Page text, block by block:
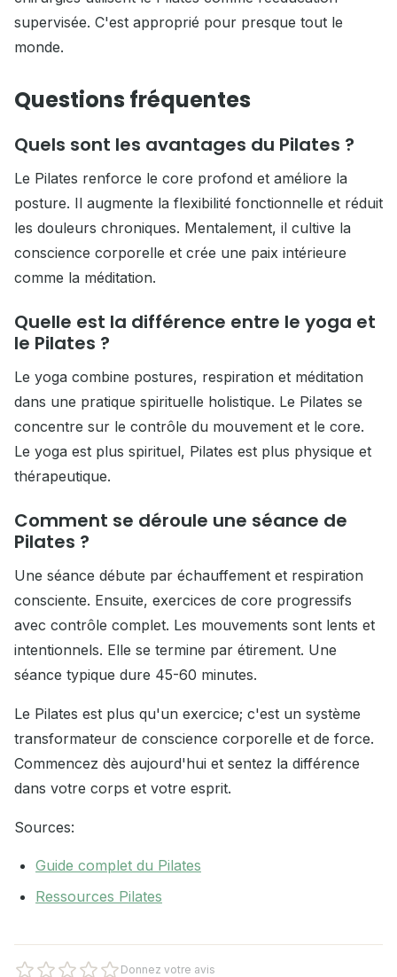
supervisée. C'est approprié pour presque tout le
monde.
Questions fréquentes
Quels sont les avantages du Pilates ?
Le Pilates renforce le core profond et améliore la
posture. Il augmente la flexibilité fonctionnelle et réduit
les douleurs chroniques. Mentalement, il cultive la
conscience corporelle et crée une paix intérieure
comme la méditation.
Quelle est la différence entre le yoga et
le Pilates ?
Le yoga combine postures, respiration et méditation
dans une pratique spirituelle holistique. Le Pilates se
concentre sur le contrôle du mouvement et le core.
Le yoga est plus spirituel, Pilates est plus physique et
thérapeutique.
Comment se déroule une séance de
Pilates ?
Une séance débute par échauffement et respiration
consciente. Ensuite, exercices de core progressifs
avec contrôle complet. Les mouvements sont lents et
intentionnels. Elle se termine par étirement. Une
séance typique dure 45-60 minutes.
Le Pilates est plus qu'un exercice; c'est un système
transformateur de conscience corporelle et de force.
Commencez dès aujourd'hui et sentez la différence
dans votre corps et votre esprit.
Sources:
Guide complet du Pilates
Ressources Pilates
Donnez votre avis